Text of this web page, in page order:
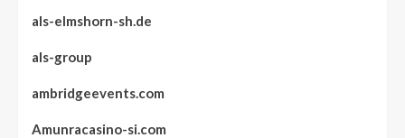
als-elmshorn-sh.de
als-group
ambridgeevents.com
Amunracasino-si.com